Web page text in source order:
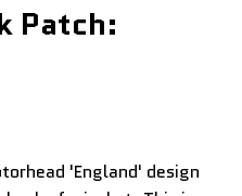
Patch:
'England' design